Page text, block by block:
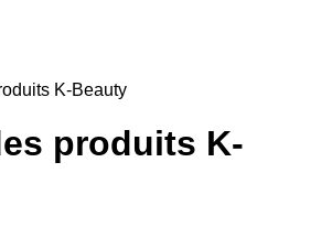
K-Beauty
produits K-